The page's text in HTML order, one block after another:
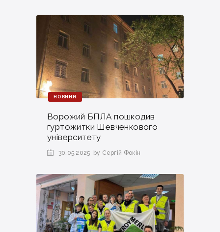
НОВИНИ
Ворожий БПЛА пошкодив
гуртожитки Шевченкового
університету
30.05.2025 by Сергій Фокін